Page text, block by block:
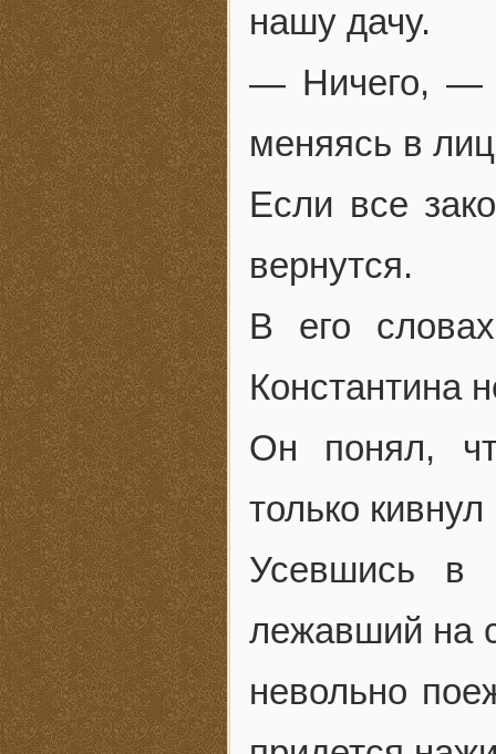
нашу дачу.
— Ничего, —
меняясь в
Если все
вернутся.
В его
Константина
Он понял,
только
Усевшись в
лежавший на
невольно